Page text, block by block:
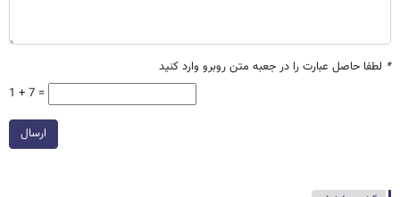
* لطفا حاصل عبارت را در جعبه متن روبرو وارد کنید
1 + 7 =
ارسال